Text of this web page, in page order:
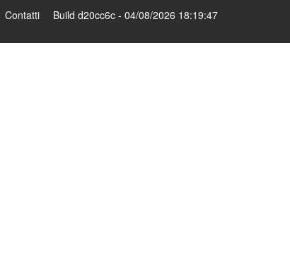
Contatti Build d20cc6c - 04/08/2026 18:19:47